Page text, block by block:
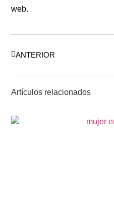
web.
ANTERIOR
Artículos relacionados